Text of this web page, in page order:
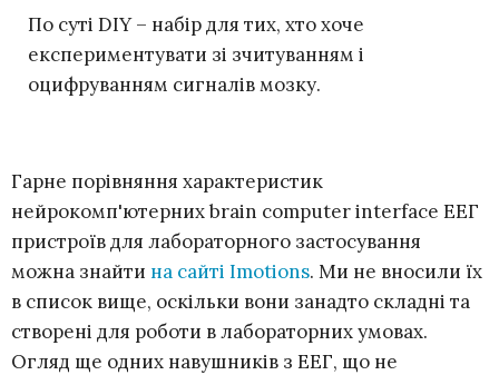
По суті DIY – набір для тих, хто хоче
експериментувати зі зчитуванням і
оцифруванням сигналів мозку.
Гарне порівняння характеристик
нейрокомп'ютерних brain computer interface ЕЕГ
пристроїв для лабораторного застосування
можна знайти на сайті Imotions. Ми не вносили їх
в список вище, оскільки вони занадто складні та
створені для роботи в лабораторних умовах.
Огляд ще одних навушників з ЕЕГ, що не